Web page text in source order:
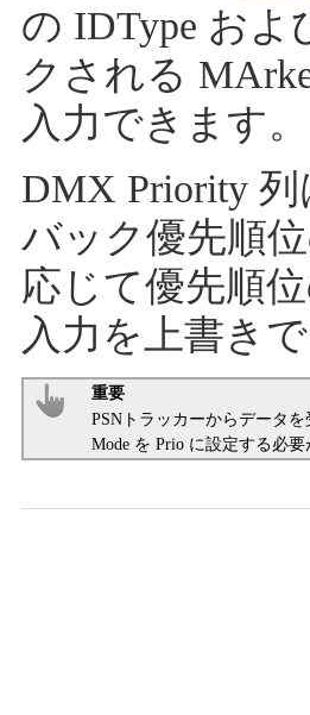
の IDType お
クされる
入力できます。
DMX Priority
バック優先順
応じて優先順
入力を上書きで
重要
PSNトラッカーからデータ
Mode を Prio に設定する必